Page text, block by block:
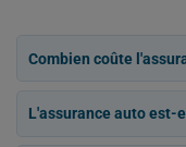
Combien coûte
L'assurance auto est-